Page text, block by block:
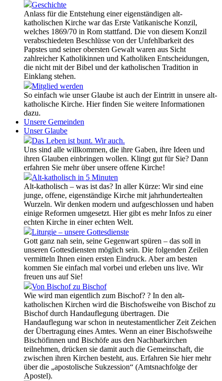
Geschichte
Anlass für die Entstehung einer eigenständigen alt-
katholischen Kirche war das Erste Vatikanische Konzil,
welches 1869/70 in Rom stattfand. Die von diesem Konzil
verabschiedeten Beschlüsse von der Unfehlbarkeit des
Papstes und seiner obersten Gewalt waren aus Sicht
zahlreicher Katholikinnen und Katholiken Entscheidungen,
die nicht mit der Bibel und der katholischen Tradition in
Einklang stehen.
Mitglied werden
So einfach wie unser Glaube ist auch der Eintritt in unsere alt-
katholische Kirche. Hier finden Sie weitere Informationen
dazu.
Unsere Gemeinden
Unser Glaube
Das Leben ist bunt. Wir auch.
Uns sind alle willkommen, die ihre Gaben, ihre Ideen und
ihren Glauben einbringen wollen. Klingt gut für Sie? Dann
erfahren Sie mehr über unsere offene Kirche!
Alt-katholisch in 5 Minuten
Alt-katholisch – was ist das? In aller Kürze: Wir sind eine
junge, offene, eigenständige Kirche mit jahrhundertealten
Wurzeln. Wir denken modern und aufgeschlossen und haben
einige Reformen umgesetzt. Hier gibt es mehr Infos zu einer
echten Kirche in einer echten Welt.
Liturgie – unsere Gottesdienste
Gott ganz nah sein, seine Gegenwart spüren – das soll in
unseren Gottesdiensten möglich sein. Die folgenden Zeilen
vermitteln Ihnen einen ersten Eindruck. Aber am besten
kommen Sie einfach mal vorbei und erleben uns live. Wir
freuen uns auf Sie!
Von Bischof zu Bischof
Wie wird man eigentlich zum Bischof? ? In den alt-
katholischen Kirchen wird die Bischofsweihe von Bischof zu
Bischof durch Handauflegung übertragen. Die
Handauflegung war schon in neutestamentlicher Zeit Zeichen
der Übertragung eines Amtes. Wenn an einer Bischofsweihe
Bischöfinnen und Bischöfe aus den Nachbarkirchen
teilnehmen, drücken sie damit auch die Gemeinschaft, die
zwischen ihren Kirchen besteht, aus. Erfahren Sie hier mehr
über die „apostolische Sukzession“ (Amtsnachfolge der
Apostel).